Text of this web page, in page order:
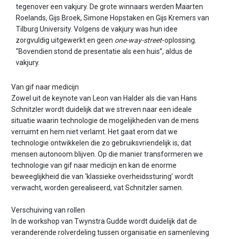
tegenover een vakjury. De grote winnaars werden Maarten
Roelands, Gijs Broek, Simone Hopstaken en Gijs Kremers van
Tilburg University. Volgens de vakjury was hun idee
zorgvuldig uitgewerkt en geen one-way-street-oplossing.
“Bovendien stond de presentatie als een huis’’, aldus de
vakjury.
Van gif naar medicijn
Zowel uit de keynote van Leon van Halder als die van Hans
Schnitzler wordt duidelijk dat we streven naar een ideale
situatie waarin technologie de mogelijkheden van de mens
verruimt en hem niet verlamt. Het gaat erom dat we
technologie ontwikkelen die zo gebruiksvriendelijk is, dat
mensen autonoom blijven. Op die manier transformeren we
technologie van gif naar medicijn en kan de enorme
beweeglijkheid die van ‘klassieke overheidssturing’ wordt
verwacht, worden gerealiseerd, vat Schnitzler samen.
Verschuiving van rollen
In de workshop van Twynstra Gudde wordt duidelijk dat de
veranderende rolverdeling tussen organisatie en samenleving